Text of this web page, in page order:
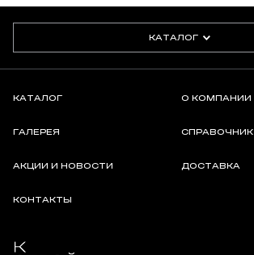
КАТАЛОГ
КАТАЛОГ О КОМПАНИИ
ГАЛЕРЕЯ СПРАВОЧНИК
АКЦИИ И НОВОСТИ ДОСТАВКА
КОНТАКТЫ